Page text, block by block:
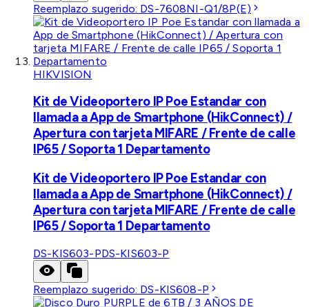
Reemplazo sugerido: DS-7608NI-Q1/8P(E)
HIKVISION
Kit de Videoportero IP Poe Estandar con
llamada a App de Smartphone (HikConnect) /
Apertura con tarjeta MIFARE / Frente de calle
IP65 / Soporta 1 Departamento
Kit de Videoportero IP Poe Estandar con
llamada a App de Smartphone (HikConnect) /
Apertura con tarjeta MIFARE / Frente de calle
IP65 / Soporta 1 Departamento
DS-KIS603-PDS-KIS603-P
Reemplazo sugerido: DS-KIS608-P